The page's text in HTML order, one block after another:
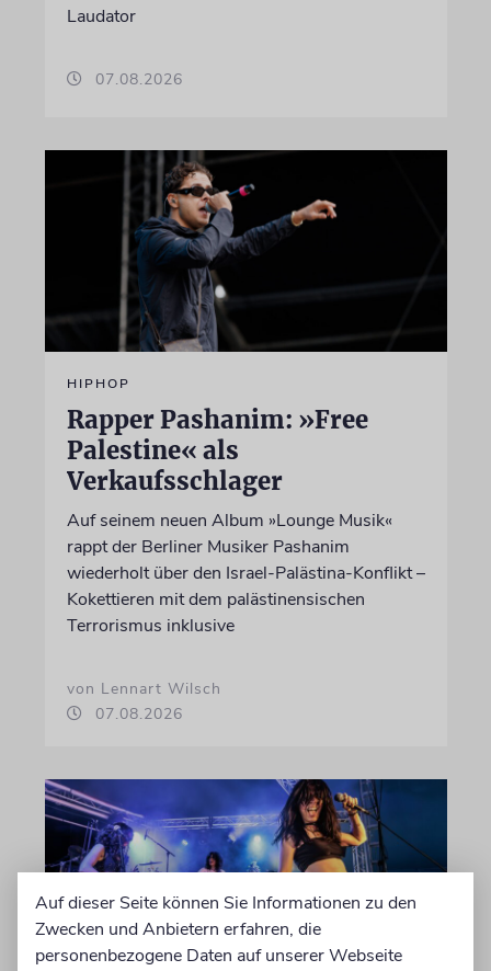
Laudator
07.08.2026
HIPHOP
Rapper Pashanim: »Free
Palestine« als
Verkaufsschlager
Auf seinem neuen Album »Lounge Musik«
rappt der Berliner Musiker Pashanim
wiederholt über den Israel-Palästina-Konflikt –
Kokettieren mit dem palästinensischen
Terrorismus inklusive
von Lennart Wilsch
07.08.2026
Auf dieser Seite können Sie Informationen zu den
Zwecken und Anbietern erfahren, die
personenbezogene Daten auf unserer Webseite